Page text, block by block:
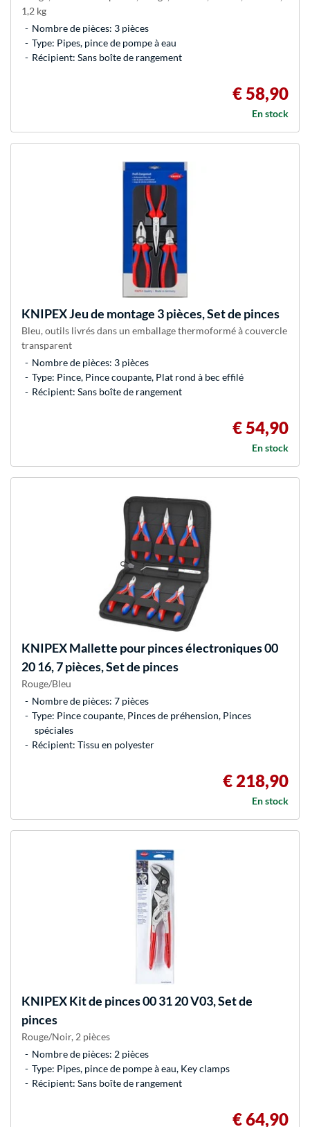
1,2 kg
Nombre de pièces: 3 pièces
Type: Pipes, pince de pompe à eau
Récipient: Sans boîte de rangement
€ 58,90
En stock
KNIPEXJeu de montage 3 pièces, Set de pinces
Bleu, outils livrés dans un emballage thermoformé à couvercle
transparent
Nombre de pièces: 3 pièces
Type: Pince, Pince coupante, Plat rond à bec effilé
Récipient: Sans boîte de rangement
€ 54,90
En stock
KNIPEXMallette pour pinces électroniques 00
20 16, 7 pièces, Set de pinces
Rouge/Bleu
Nombre de pièces: 7 pièces
Type: Pince coupante, Pinces de préhension, Pinces
spéciales
Récipient: Tissu en polyester
€ 218,90
En stock
KNIPEXKit de pinces 00 31 20 V03, Set de
pinces
Rouge/Noir, 2 pièces
Nombre de pièces: 2 pièces
Type: Pipes, pince de pompe à eau, Key clamps
Récipient: Sans boîte de rangement
€ 64,90